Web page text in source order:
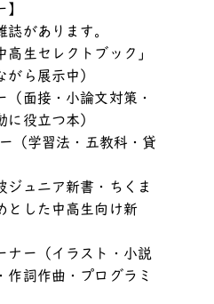
】
誌があります。
高生セレクトブック」
がら展示中）
（面接・小論文対策・
に役立つ本）
（学習法・五教科・貸
ジュニア新書・ちくま
とした中高生向け新
ナー（イラスト・小説
作詞作曲・プログラミ